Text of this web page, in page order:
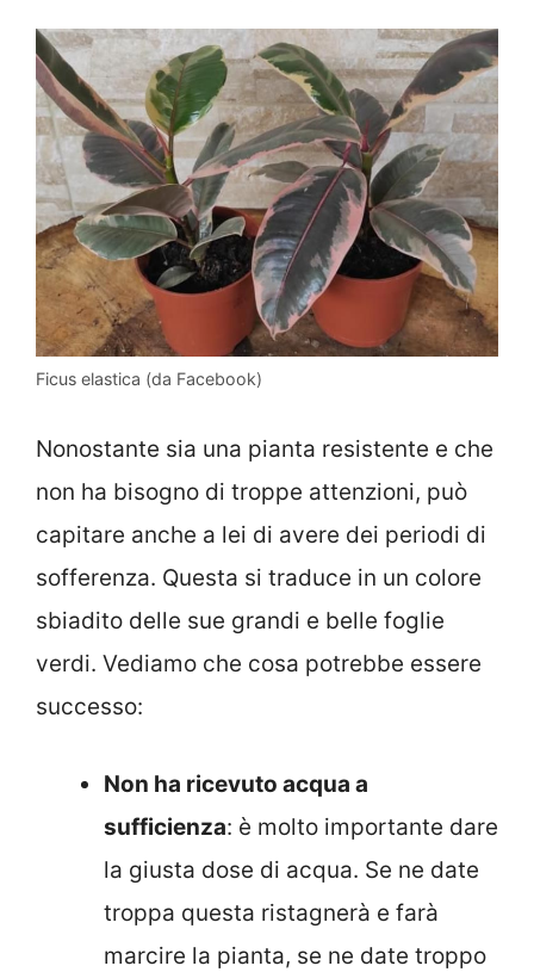
Ficus elastica (da Facebook)
Nonostante sia una pianta resistente e che
non ha bisogno di troppe attenzioni, può
capitare anche a lei di avere dei periodi di
sofferenza. Questa si traduce in un colore
sbiadito delle sue grandi e belle foglie
verdi. Vediamo che cosa potrebbe essere
successo:
Non ha ricevuto acqua a
sufficienza: è molto importante dare
la giusta dose di acqua. Se ne date
troppa questa ristagnerà e farà
marcire la pianta, se ne date troppo